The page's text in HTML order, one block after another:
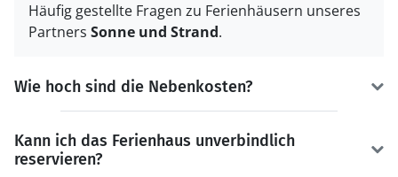
Häufig gestellte Fragen zu Ferienhäusern unseres
Partners Sonne und Strand.
Wie hoch sind die Nebenkosten?
Kann ich das Ferienhaus unverbindlich
reservieren?